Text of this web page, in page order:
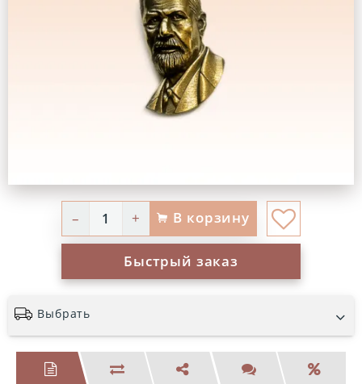
– + В корзину
Быстрый заказ
Выбрать